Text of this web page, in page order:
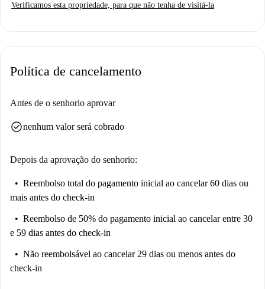
verificou este imóvel.
proximidades, e relaxe na Plaza Del Sol. A localização combina
aos pontos turísticos locais.
Verificamos esta propriedade, para que não tenha de visitá-la
Política de cancelamento
Antes de o senhorio aprovar
check_circlenenhum valor será cobrado
Depois da aprovação do senhorio:
Reembolso total do pagamento inicial ao cancelar 60 dias ou
mais antes do check-in
Reembolso de 50% do pagamento inicial ao cancelar entre 30
e 59 dias antes do check-in
Não reembolsável ao cancelar 29 dias ou menos antes do
check-in